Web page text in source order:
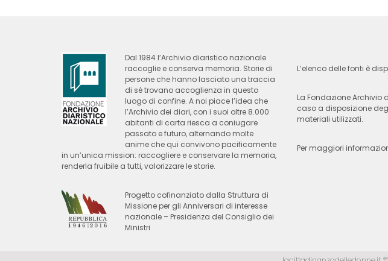
Dal 1984 l’Archivio diaristico nazionale
raccoglie e conserva memoria. Storie di
persone che hanno lasciato una traccia
di sé trovano accoglienza in questo
luogo di confine. A noi piace l’idea che
l’Archivio dei diari, con i suoi oltre 8.000
abitanti di carta riesca a coniugare
passato e futuro, alternando molte
anime che qui convivono pacificamente
in un’unica mission: raccogliere e conservare la memoria,
renderla fruibile a tutti, valorizzare le storie.
Progetto cofinanziato dalla Struttura di
Missione per gli Anniversari di interesse
nazionale – Presidenza del Consiglio dei
Ministri
L’elenco delle fonti è
La Fondazione
caso a disposizione
materiali utilizzati.
Per maggiori